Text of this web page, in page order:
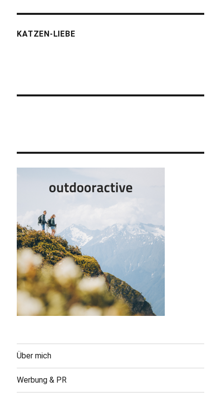
KATZEN-LIEBE
Über mich
Werbung & PR